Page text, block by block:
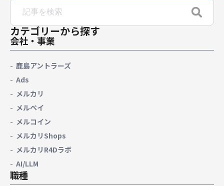
カテゴリーから探す
会社・事業
鹿島アントラーズ
Ads
メルカリ
メルペイ
メルコイン
メルカリShops
メルカリR4Dラボ
AI/LLM
職種